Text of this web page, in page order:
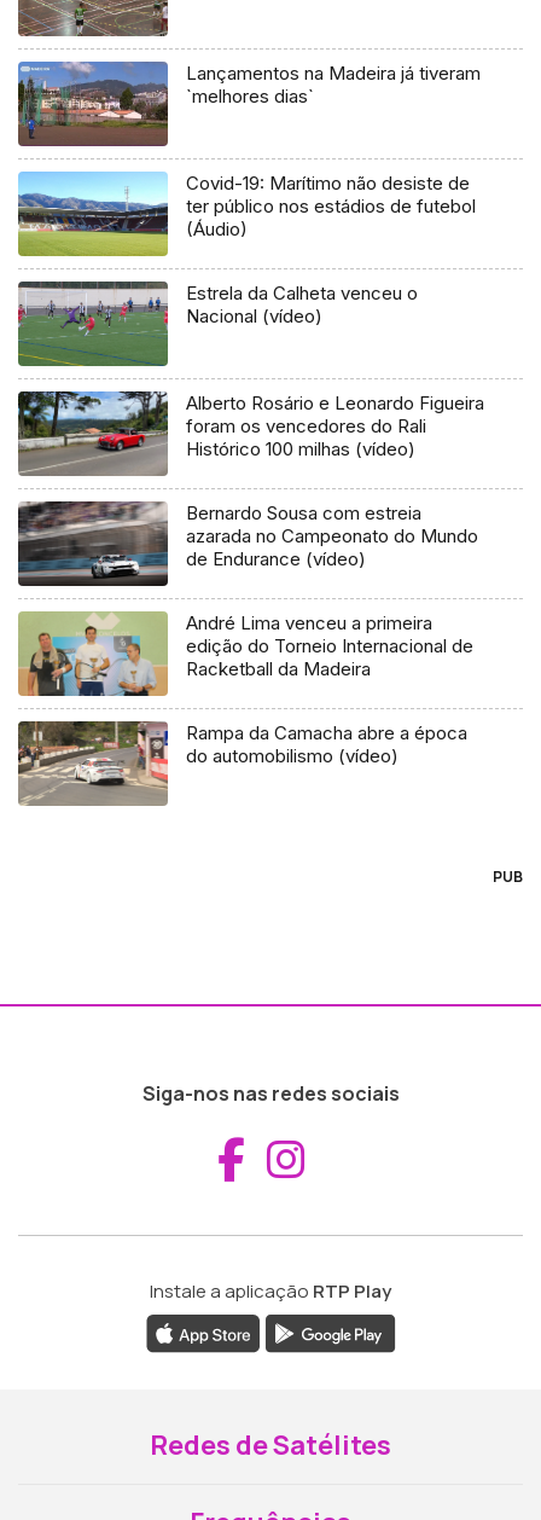
Lançamentos na Madeira já tiveram
`melhores dias`
Covid-19: Marítimo não desiste de
ter público nos estádios de futebol
(Áudio)
Estrela da Calheta venceu o
Nacional (vídeo)
Alberto Rosário e Leonardo Figueira
foram os vencedores do Rali
Histórico 100 milhas (vídeo)
Bernardo Sousa com estreia
azarada no Campeonato do Mundo
de Endurance (vídeo)
André Lima venceu a primeira
edição do Torneio Internacional de
Racketball da Madeira
Rampa da Camacha abre a época
do automobilismo (vídeo)
PUB
Siga-nos nas redes sociais
Aceder ao
Instale a aplicação RTP Play
Redes de Satélites